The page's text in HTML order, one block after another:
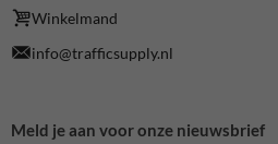
Winkelmand
info@trafficsupply.nl
Meld je aan voor onze nieuwsbrief